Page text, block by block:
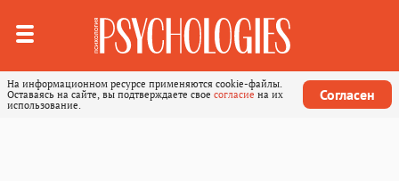
На информационном ресурсе применяются cookie-файлы.
Оставаясь на сайте, вы подтверждаете свое согласие на их
использование.
Согласен